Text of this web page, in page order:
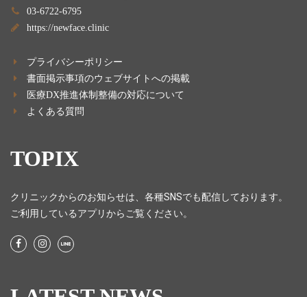
03-6722-6795
https://newface.clinic
プライバシーポリシー
書面掲示事項のウェブサイトへの掲載
医療DX推進体制整備の対応について
よくある質問
TOPIX
クリニックからのお知らせは、各種SNSでも配信しております。
ご利用しているアプリからご覧ください。